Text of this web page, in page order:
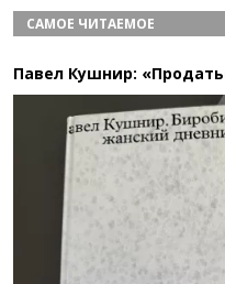
САМОЕ ЧИТАЕМОЕ
Павел Кушнир: